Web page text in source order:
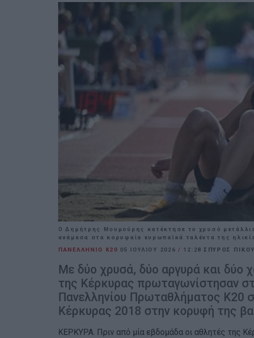
Ο Δημήτρης Μουμούρης κατέκτησε το χρυσό
ανάμεσα στα κορυφαία ευρωπαϊκά ταλέντα της
ΠΑΝΕΛΛΗΝΙΟ Κ20 05 ΙΟΥΛΊΟΥ 2026/ 12:28 ΣΠΥΡΟΣ
Με δύο χρυσά, δύο αργυρά και δύο
της Κέρκυρας πρωταγωνίστησαν
Πανελληνίου Πρωταθλήματος Κ20
Κέρκυρας 2018 στην κορυφή της
ΚΕΡΚΥΡΑ. Πριν από μία εβδομάδα οι αθλητές της